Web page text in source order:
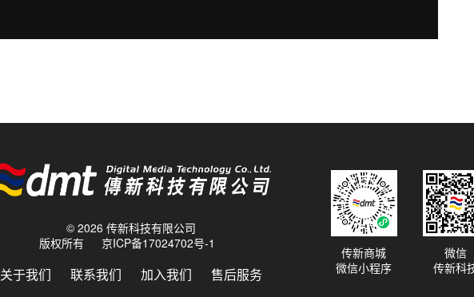
© 2026 传新科技有限公司
版权所有
京ICP备17024702号-1
关于我们 联系我们 加入我们 售后服务
传新商城
微信小程序
微信
传新科